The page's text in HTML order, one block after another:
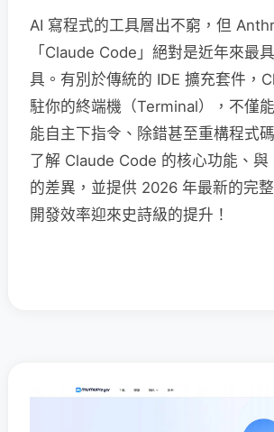
AI 寫程式的工具層出不窮，但
「Claude Code」絕對是近年來最
具。有別於傳統的 IDE 擴充套件，
駐你的終端機（Terminal），不僅
能自主下指令、除錯甚至重構程式
了解 Claude Code 的核心功能、
的差異，並提供 2026 年最新的完
開發效率迎來史詩級的提升！